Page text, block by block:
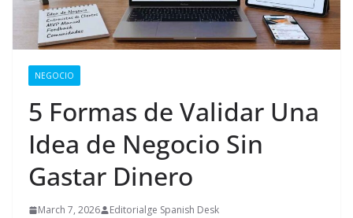
NEGOCIO
5 Formas de Validar Una
Idea de Negocio Sin
Gastar Dinero
March 7, 2026 Editorialge Spanish Desk